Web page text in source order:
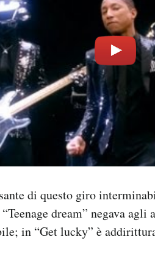
di questo giro
dream” negava
in “Get lucky” è